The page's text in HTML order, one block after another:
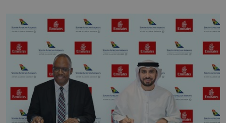
letního koupání. Stačí se však podívat